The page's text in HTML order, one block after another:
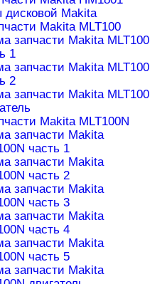
дисковой Makita
Makita MLT100
запчасти Makita MLT100
1
запчасти Makita MLT100
2
запчасти Makita MLT100
Makita MLT100N
запчасти Makita
часть 1
запчасти Makita
часть 2
запчасти Makita
часть 3
запчасти Makita
часть 4
запчасти Makita
часть 5
запчасти Makita